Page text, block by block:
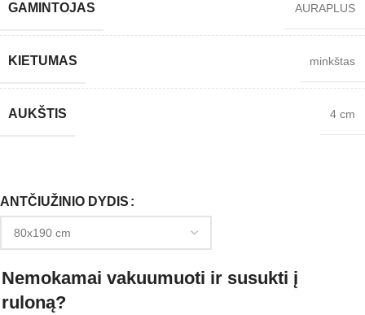
GAMINTOJAS AURAPLUS
KIETUMAS minkštas
AUKŠTIS 4 cm
ANTČIUŽINIO DYDIS
Nemokamai vakuumuoti ir susukti į
ruloną?